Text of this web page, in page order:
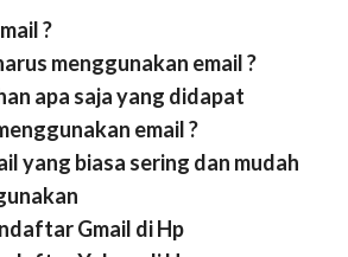
?
menggunakan email ?
apa saja yang didapat
email ?
yang biasa sering dan mudah
Gmail di Hp